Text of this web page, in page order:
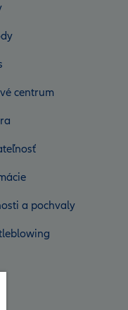
centrum
a pochvaly